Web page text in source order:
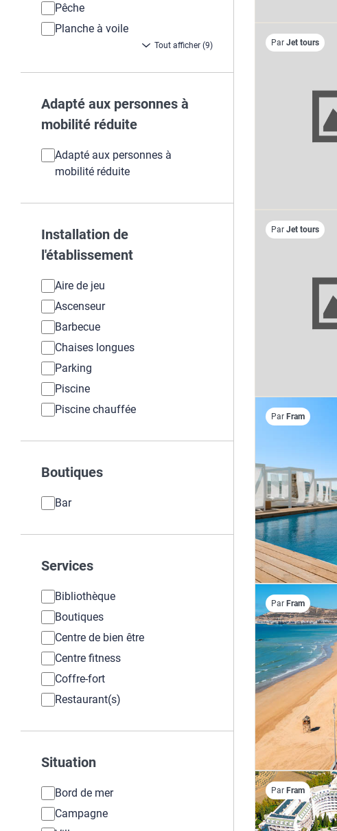
Pêche
Planche à voile
Tout afficher (9)
Adapté aux personnes à
mobilité réduite
Adapté aux personnes à
mobilité réduite
Installation de
l'établissement
Aire de jeu
Ascenseur
Barbecue
Chaises longues
Parking
Piscine
Piscine chauffée
Boutiques
Bar
Services
Bibliothèque
Boutiques
Centre de bien être
Centre fitness
Coffre-fort
Restaurant(s)
Situation
Bord de mer
Campagne
Par Jet tours
Par Jet tours
Par Fram
Par Fram
Par Fram